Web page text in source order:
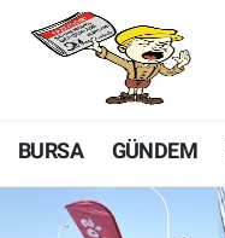
BURSA GÜNDEM